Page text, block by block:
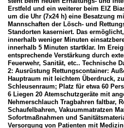
Erstfeld und ein weiterer beim EIZ
um die Uhr (7x24 h) eine Besatzung
Mannschaften der Lösch- und
Standorten kaserniert. Das
innerhalb weniger Minuten
innerhalb 5 Minuten startklar. Im
entsprechende Verstärkung durch
Feuerwehr, Sanität, etc.. Technische
2: Ausrüstung Rettungscontainer:
Hauptraum mit leichtem Überdruck,
Schleusenraum; Platz für etwa 60
6 Liegen 20 Atemschutzgeräte mit
Nehmerschlauch Tragbahren faltbar,
Schaufelbahren, Vakuummatratzen
Sofortmaßnahmen und
Versorgung von Patienten mit